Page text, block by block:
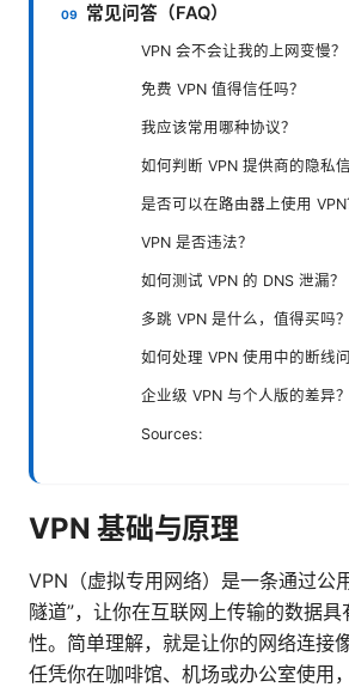
常见问答（FAQ）
VPN 会不会让我的上网变慢？
免费 VPN 值得信任吗？
我应该常用哪种协议？
如何判断 VPN 提供商的隐私信
是否可以在路由器上使用 VPN
VPN 是否违法？
如何测试 VPN 的 DNS 泄漏？
多跳 VPN 是什么，值得买吗？
如何处理 VPN 使用中的断线问
企业级 VPN 与个人版的差异？
Sources:
VPN 基础与原理
VPN（虚拟专用网络）是一条通过公
隧道”，让你在互联网上传输的数据
性。简单理解，就是让你的网络连接像
任凭你在咖啡馆、机场或办公室使用